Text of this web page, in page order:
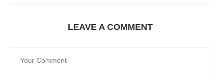
LEAVE A COMMENT